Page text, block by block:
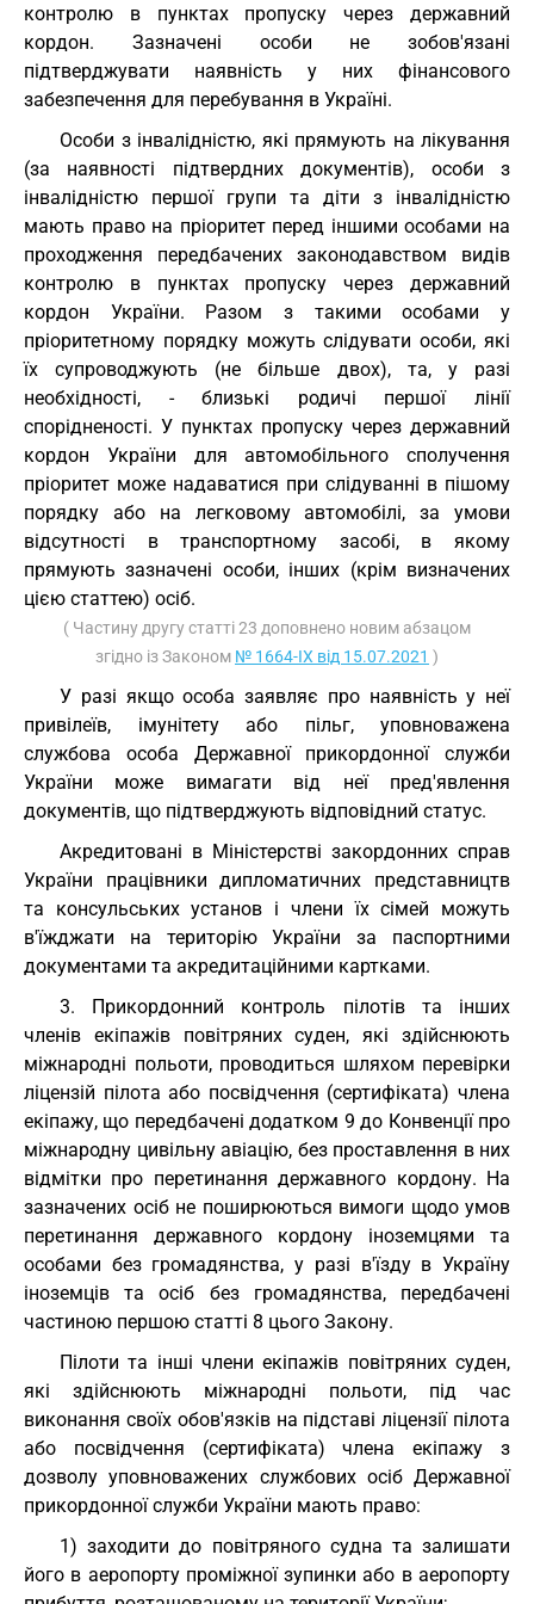
контролю в пунктах пропуску через державний
кордон. Зазначені особи не зобов'язані
підтверджувати наявність у них фінансового
забезпечення для перебування в Україні.
Особи з інвалідністю, які прямують на лікування
(за наявності підтвердних документів), особи з
інвалідністю першої групи та діти з інвалідністю
мають право на пріоритет перед іншими особами на
проходження передбачених законодавством видів
контролю в пунктах пропуску через державний
кордон України. Разом з такими особами у
пріоритетному порядку можуть слідувати особи, які
їх супроводжують (не більше двох), та, у разі
необхідності, - близькі родичі першої лінії
спорідненості. У пунктах пропуску через державний
кордон України для автомобільного сполучення
пріоритет може надаватися при слідуванні в пішому
порядку або на легковому автомобілі, за умови
відсутності в транспортному засобі, в якому
прямують зазначені особи, інших (крім визначених
цією статтею) осіб.
( Частину другу статті 23 доповнено новим абзацом
згідно із Законом № 1664-IX від 15.07.2021 )
У разі якщо особа заявляє про наявність у неї
привілеїв, імунітету або пільг, уповноважена
службова особа Державної прикордонної служби
України може вимагати від неї пред'явлення
документів, що підтверджують відповідний статус.
Акредитовані в Міністерстві закордонних справ
України працівники дипломатичних представництв
та консульських установ і члени їх сімей можуть
в'їжджати на територію України за паспортними
документами та акредитаційними картками.
3. Прикордонний контроль пілотів та інших
членів екіпажів повітряних суден, які здійснюють
міжнародні польоти, проводиться шляхом перевірки
ліцензій пілота або посвідчення (сертифіката) члена
екіпажу, що передбачені додатком 9 до Конвенції про
міжнародну цивільну авіацію, без проставлення в них
відмітки про перетинання державного кордону. На
зазначених осіб не поширюються вимоги щодо умов
перетинання державного кордону іноземцями та
особами без громадянства, у разі в'їзду в Україну
іноземців та осіб без громадянства, передбачені
частиною першою статті 8 цього Закону.
Пілоти та інші члени екіпажів повітряних суден,
які здійснюють міжнародні польоти, під час
виконання своїх обов'язків на підставі ліцензії пілота
або посвідчення (сертифіката) члена екіпажу з
дозволу уповноважених службових осіб Державної
прикордонної служби України мають право:
1) заходити до повітряного судна та залишати
його в аеропорту проміжної зупинки або в аеропорту